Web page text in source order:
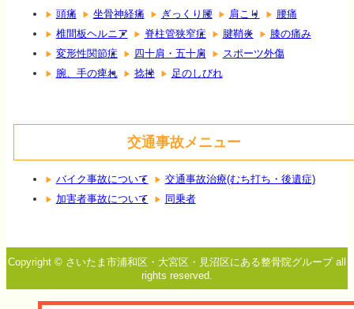
頭痛 坐骨神経痛 ぎっくり腰 肩こり
腰痛
椎間板ヘルニア
脊柱管狭窄症 腱鞘炎
膝の痛み
変形性関節症
四十肩・五十肩
スポーツ外傷
腕、手の痺れ
捻挫 足のしびれ
交通事故メニュー
バイク事故について
交通事故治療(むち打ち・後遺症)
加害者事故について
同乗者
Copyright © さいたま市浦和区・大宮区・見沼区にある整骨院グループ all
rights reserved.